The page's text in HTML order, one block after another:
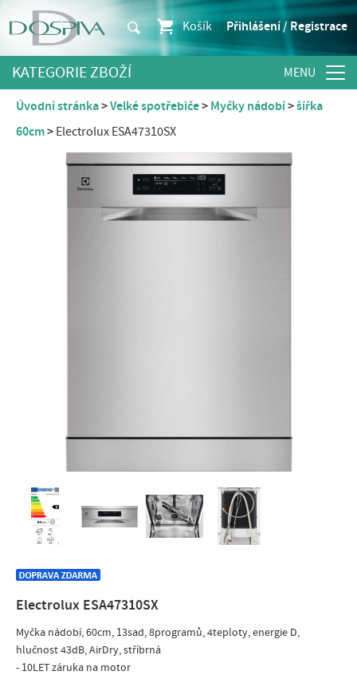
Košík Přihlášení / Registrace
KATEGORIE ZBOŽÍ
Úvodní stránka Velké spotřebiče Myčky nádobí
šířka
60cm
Electrolux ESA47310SX
Electrolux ESA47310SX
Myčka nádobí, 60cm, 13sad, 8programů, 4teploty, energie D,
hlučnost 43dB, AirDry, stříbrná
- 10LET záruka na motor